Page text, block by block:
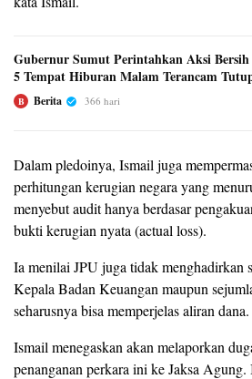
Gubernur Sumut Perintahkan Aksi Bersih
5 Tempat Hiburan Malam Terancam
B Berita 366 hari
Dalam pledoinya, Ismail juga
perhitungan kerugian negara yang
menyebut audit hanya berdasar
bukti kerugian nyata (actual loss).
Ia menilai JPU juga tidak menghadirkan
Kepala Badan Keuangan maupun
seharusnya bisa memperjelas aliran dana.
Ismail menegaskan akan melaporkan
penanganan perkara ini ke Jaksa